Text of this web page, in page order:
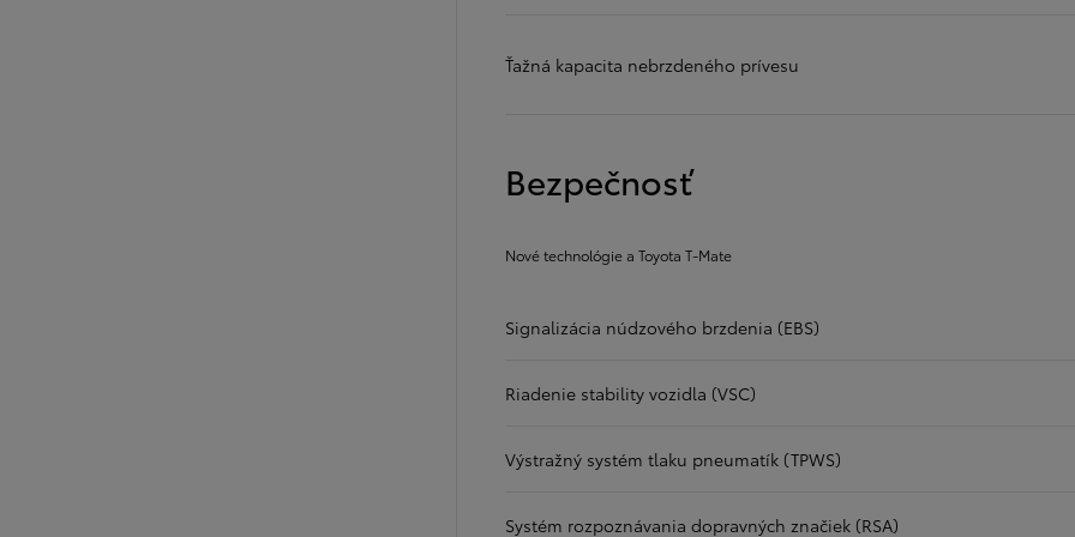
Ťažná kapacita nebrzdeného prívesu
Bezpečnosť
Nové technológie a Toyota T-Mate
Signalizácia núdzového brzdenia (EBS)
Riadenie stability vozidla (VSC)
Výstražný systém tlaku pneumatík (TPWS)
Systém rozpoznávania dopravných značiek (RSA)